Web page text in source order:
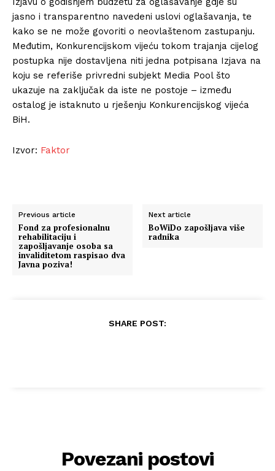
jasno i transparentno navedeni uslovi oglašavanja, te
kako se ne može govoriti o neovlaštenom zastupanju.
Međutim, Konkurencijskom vijeću tokom trajanja cijelog
postupka nije dostavljena niti jedna potpisana Izjava na
koju se referiše privredni subjekt Media Pool što
ukazuje na zaključak da iste ne postoje – između
ostalog je istaknuto u rješenju Konkurencijskog vijeća
BiH.
Izvor: Faktor
Previous article
Fond za profesionalnu
rehabilitaciju i
zapošljavanje osoba sa
invaliditetom raspisao dva
Javna poziva!
Next article
BoWiDo zapošljava više
radnika
SHARE POST:
Povezani postovi